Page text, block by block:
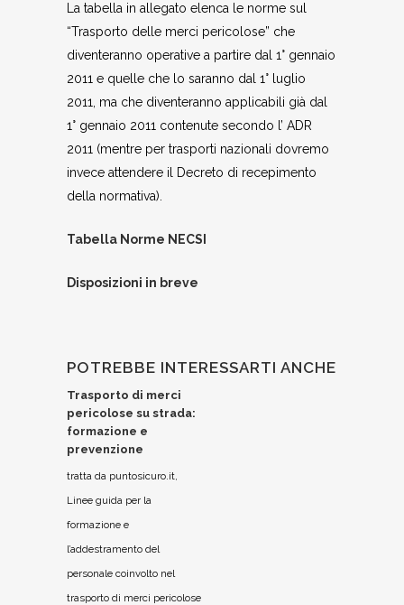
La tabella in allegato elenca le norme sul
“Trasporto delle merci pericolose” che
diventeranno operative a partire dal 1° gennaio
2011 e quelle che lo saranno dal 1° luglio
2011, ma che diventeranno applicabili già dal
1° gennaio 2011 contenute secondo l’ ADR
2011 (mentre per trasporti nazionali dovremo
invece attendere il Decreto di recepimento
della normativa).
Tabella Norme NECSI
Disposizioni in breve
POTREBBE INTERESSARTI ANCHE
Trasporto di merci
pericolose su strada:
formazione e
prevenzione
tratta da puntosicuro.it,
Linee guida per la
formazione e
l’addestramento del
personale coinvolto nel
trasporto di merci pericolose